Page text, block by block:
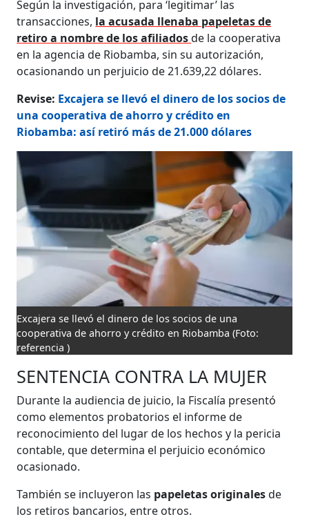
Según la investigación, para ‘legitimar’ las
transacciones, la acusada llenaba papeletas de
retiro a nombre de los afiliadosde la cooperativa
en la agencia de Riobamba, sin su autorización,
ocasionando un perjuicio de 21.639,22 dólares.
Revise: Excajera se llevó el dinero de los socios de
una cooperativa de ahorro y crédito en
Riobamba: así retiró más de 21.000 dólares
Excajera se llevó el dinero de los socios de una
cooperativa de ahorro y crédito en Riobamba (Foto:
referencia )
SENTENCIA CONTRA LA MUJER
Durante la audiencia de juicio, la Fiscalía presentó
como elementos probatorios el informe de
reconocimiento del lugar de los hechos y la pericia
contable, que determina el perjuicio económico
ocasionado.
También se incluyeron las papeletas originalesde
los retiros bancarios, entre otros.